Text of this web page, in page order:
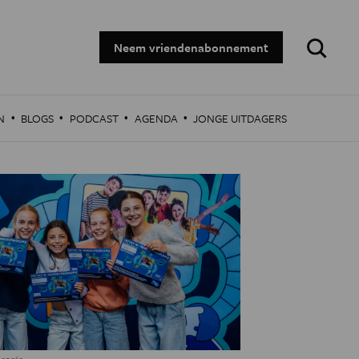
Neem vriendenabonnement
Zoeken:
· BLOGS · PODCAST · AGENDA · JONGE UITDAGERS